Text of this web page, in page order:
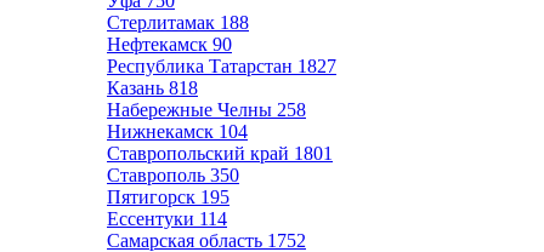
Стерлитамак 188
Нефтекамск 90
Республика Татарстан 1827
Казань 818
Набережные Челны 258
Нижнекамск 104
Ставропольский край 1801
Ставрополь 350
Пятигорск 195
Ессентуки 114
Самарская область 1752